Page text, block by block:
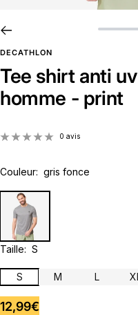
DECATHLON
Tee shirt anti
homme - print
0 avis
Taille: S
S M L
Couleur: gris fonce
Prix
12,99€